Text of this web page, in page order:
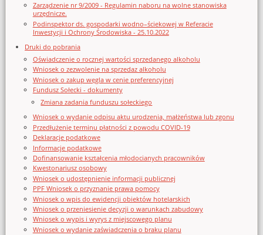
Zarządzenie nr 9/2009 - Regulamin naboru na wolne stanowiska
urzędnicze.
Podinspektor ds. gospodarki wodno–ściekowej w Referacie
Inwestycji i Ochrony Środowiska - 25.10.2022
Druki do pobrania
Oświadczenie o rocznej wartości sprzedanego alkoholu
Wniosek o zezwolenie na sprzedaz alkoholu
Wniosek o zakup węgla w cenie preferencyjnej
Fundusz Sołecki - dokumenty
Zmiana zadania funduszu sołeckiego
Wniosek o wydanie odpisu aktu urodzenia, małżeństwa lub zgonu
Przedłużenie terminu płatności z powodu COVID-19
Deklaracje podatkowe
Informacje podatkowe
Dofinansowanie kształcenia młodocianych pracowników
Kwestonariusz osobowy
Wniosek o udostępnienie informacji publicznej
PPF Wniosek o przyznanie prawa pomocy
Wniosek o wpis do ewidencji obiektów hotelarskich
Wniosek o przeniesienie decyzji o warunkach zabudowy
Wniosek o wypis i wyrys z miejscowego planu
Wniosek o wydanie zaświadczenia o braku planu